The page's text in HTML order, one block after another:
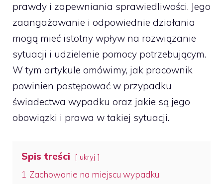
prawdy i zapewniania sprawiedliwości. Jego
zaangażowanie i odpowiednie działania
mogą mieć istotny wpływ na rozwiązanie
sytuacji i udzielenie pomocy potrzebującym.
W tym artykule omówimy, jak pracownik
powinien postępować w przypadku
świadectwa wypadku oraz jakie są jego
obowiązki i prawa w takiej sytuacji.
Spis treści ukryj
1 Zachowanie na miejscu wypadku